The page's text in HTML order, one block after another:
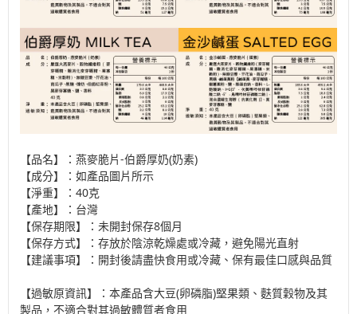
【品名】：燕麥脆片-伯爵厚奶(奶素)
【成分】：如產品圖片所示
【淨重】：40克
【產地】：台灣
【保存期限】：未開封保存8個月
【保存方式】：存放於陰涼乾燥處或冷藏，避免陽光直射
【建議事項】：開封後請盡快食用或冷藏、保有最佳口感與品質
【過敏原資訊】：本產品含大豆(卵磷脂)堅果類、麩質穀物及其
製品，不適合對其過敏體質者食用